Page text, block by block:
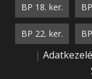
BP 18. ker.
BP 22. ker.
|